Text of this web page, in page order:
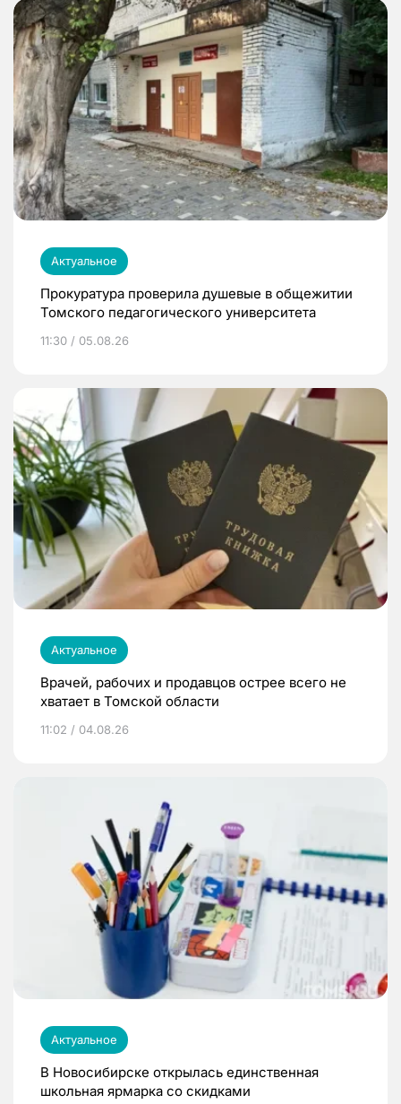
Актуальное
Прокуратура проверила душевые в общежитии
Томского педагогического университета
11:30 / 05.08.26
Актуальное
Врачей, рабочих и продавцов острее всего не
хватает в Томской области
11:02 / 04.08.26
Актуальное
В Новосибирске открылась единственная
школьная ярмарка со скидками